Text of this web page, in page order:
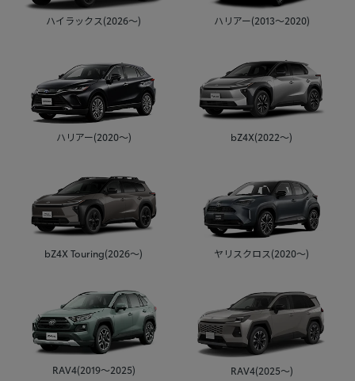
ハイラックス(2026～) ハリアー(2013～2020)
ハリアー(2020～) bZ4X(2022～)
bZ4X Touring(2026～) ヤリスクロス(2020～)
RAV4(2019～2025) RAV4(2025～)